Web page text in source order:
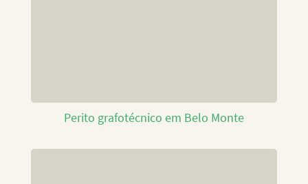
Perito grafotécnico em Belo Monte